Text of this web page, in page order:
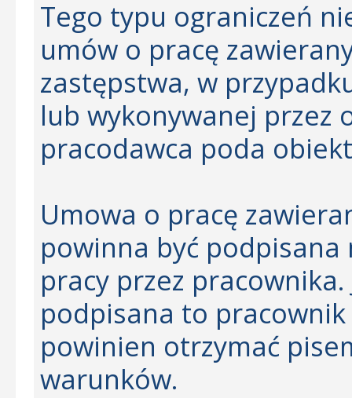
Tego typu ograniczeń
umów o pracę
zastępstwa, w
lub wykonywanej przez
pracodawca poda
Umowa o pracę
powinna być
pracy przez pracownika.
podpisana to
powinien otrzymać
warunków.